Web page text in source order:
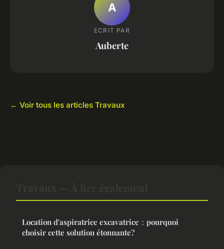
A
ECRIT PAR
Auberte
← Voir tous les articles Travaux
Location d'aspiratrice excavatrice：pourquoi
choisir cette solution étonnante?